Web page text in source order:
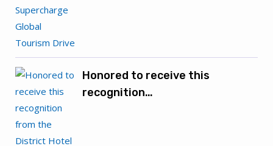
Honored to receive this
recognition…